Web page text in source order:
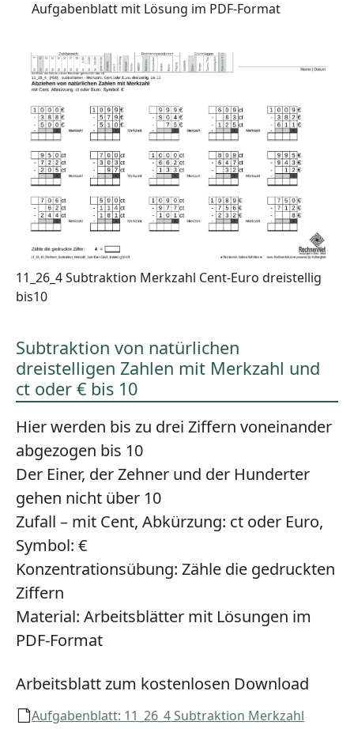
Aufgabenblatt mit Lösung im PDF-Format
11_26_4 Subtraktion Merkzahl Cent-Euro dreistellig
bis10
Subtraktion von natürlichen
dreistelligen Zahlen mit Merkzahl und
ct oder € bis 10
Hier werden bis zu drei Ziffern voneinander
abgezogen bis 10
Der Einer, der Zehner und der Hunderter
gehen nicht über 10
Zufall – mit Cent, Abkürzung: ct oder Euro,
Symbol: €
Konzentrationsübung: Zähle die gedruckten
Ziffern
Material: Arbeitsblätter mit Lösungen im
PDF-Format
Arbeitsblatt zum kostenlosen Download
Aufgabenblatt: 11_26_4 Subtraktion Merkzahl